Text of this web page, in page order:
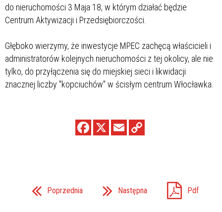
do nieruchomości 3 Maja 18, w którym działać będzie
Centrum Aktywizacji i Przedsiębiorczości.
Głęboko wierzymy, że inwestycje MPEC zachęcą właścicieli i
administratorów kolejnych nieruchomości z tej okolicy, ale nie
tylko, do przyłączenia się do miejskiej sieci i likwidacji
znacznej liczby "kopciuchów" w ścisłym centrum Włocławka.
Poprzednia Następna Pdf